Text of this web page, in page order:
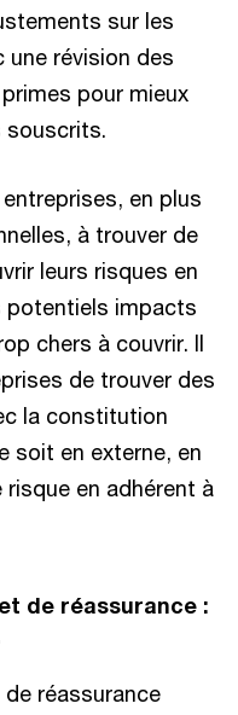
sur les
une révision des
pour mieux
souscrits.
en plus
à trouver de
leurs risques en
potentiels impacts
chers à couvrir. Il
de trouver des
la constitution
soit en externe, en
en adhérent à
de réassurance :
réassurance